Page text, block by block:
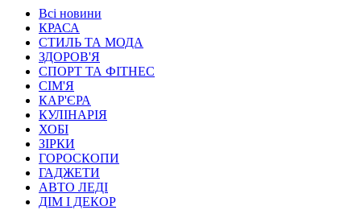
Всі новини
КРАСА
СТИЛЬ ТА МОДА
ЗДОРОВ'Я
СПОРТ ТА ФІТНЕС
СІМ'Я
КАР'ЄРА
КУЛІНАРІЯ
ХОБІ
ЗІРКИ
ГОРОСКОПИ
ГАДЖЕТИ
АВТО ЛЕДІ
ДІМ І ДЕКОР